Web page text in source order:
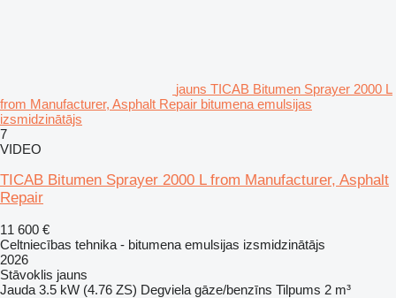
jauns TICAB Bitumen Sprayer 2000 L
from Manufacturer, Asphalt Repair bitumena emulsijas
izsmidzinātājs
7
VIDEO
TICAB Bitumen Sprayer 2000 L from Manufacturer, Asphalt
Repair
11 600 €
Celtniecības tehnika - bitumena emulsijas izsmidzinātājs
2026
Stāvoklis jauns
Jauda 3.5 kW (4.76 ZS) Degviela gāze/benzīns Tilpums 2 m³